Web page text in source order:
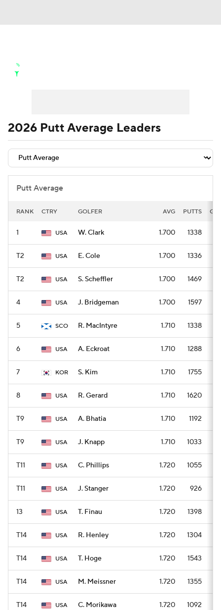
Golf Shop
2026 Putt Average Leaders
Putt Average
RANK CTRY GOLFER AVG PUTTS
1 USA W. Clark 1.700 1338
T2 USA E. Cole 1.700 1336
T2 USA S. Scheffler 1.700 1469
4 USA J. Bridgeman 1.700 1597
5 SCO R. MacIntyre 1.710 1338
6 USA A. Eckroat 1.710 1288
7 KOR S. Kim 1.710 1755
8 USA R. Gerard 1.710 1620
T9 USA A. Bhatia 1.710 1192
T9 USA J. Knapp 1.710 1033
T11 USA C. Phillips 1.720 1055
T11 USA J. Stanger 1.720 926
13 USA T. Finau 1.720 1398
T14 USA R. Henley 1.720 1304
T14 USA T. Hoge 1.720 1543
T14 USA M. Meissner 1.720 1355
T14 USA C. Morikawa 1.720 1092